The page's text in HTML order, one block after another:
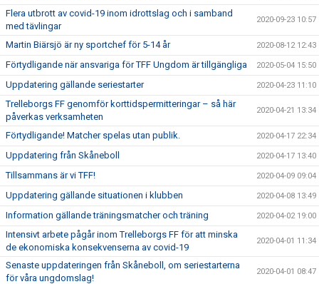
Flera utbrott av covid-19 inom idrottslag och i samband
med tävlingar
2020-09-23 10:57
Martin Biärsjö är ny sportchef för 5-14 år 2020-08-12 12:43
Förtydligande när ansvariga för TFF Ungdom är tillgängliga 2020-05-04 15:50
Uppdatering gällande seriestarter 2020-04-23 11:10
Trelleborgs FF genomför korttidspermitteringar – så här
påverkas verksamheten
2020-04-21 13:34
Förtydligande! Matcher spelas utan publik. 2020-04-17 22:34
Uppdatering från Skåneboll 2020-04-17 13:40
Tillsammans är vi TFF! 2020-04-09 09:04
Uppdatering gällande situationen i klubben 2020-04-08 13:49
Information gällande träningsmatcher och träning 2020-04-02 19:00
Intensivt arbete pågår inom Trelleborgs FF för att minska
de ekonomiska konsekvenserna av covid-19
2020-04-01 11:34
Senaste uppdateringen från Skåneboll, om seriestarterna
för våra ungdomslag!
2020-04-01 08:47